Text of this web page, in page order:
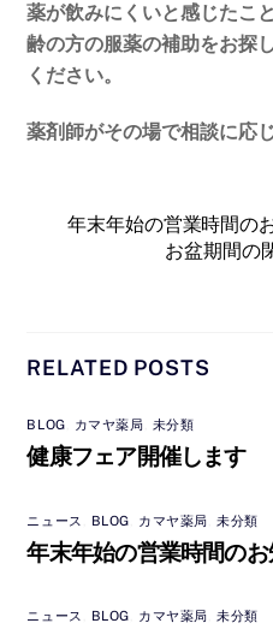
薬が飲みにくいと感じたこ
齢の方の服薬の補助をお探
ください。
薬剤師がその場で相談に応じ
年末年始の営業時間の
お盆期間の
RELATED POSTS
BLOG カマヤ薬局 未分類
健康フェア開催します
ニュース BLOG カマヤ薬局 ,未分類
年末年始の営業時間の
ニュース BLOG カマヤ薬局 ,未分類